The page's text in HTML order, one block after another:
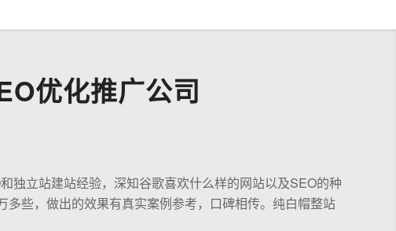
优化推广公司
独立站建站经验，深知谷歌喜欢什么样的网站以及SEO的种
些，做出的效果有真实案例参考，口碑相传。纯白帽整站